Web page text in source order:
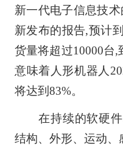
新一代电子信息技
新发布的报告,预计
货量将超过10000台,
意味着人形机器人
将达到83%。
在持续的软硬件
结构、外形、运动